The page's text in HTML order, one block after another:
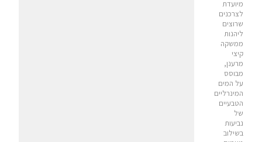
מיועדת
לצרכנים
שרוצים
ליהנות
ממשקה
קיצי
מרענן,
מבוסס
על המים
המינרליים
הטבעיים
של
נביעות
בשילוב